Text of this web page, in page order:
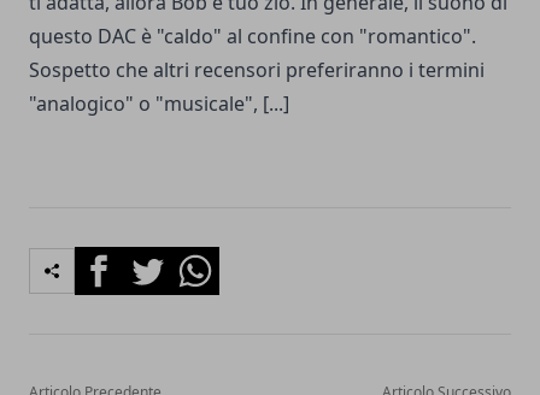
questo DAC è "caldo" al confine con "romantico".
Sospetto che altri recensori preferiranno i termini
"analogico" o "musicale", [...]
FacebookTwitterWhatsapp